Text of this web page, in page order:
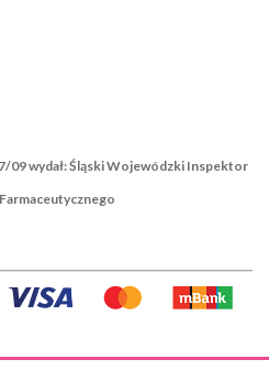
09 wydał: Śląski Wojewódzki Inspektor